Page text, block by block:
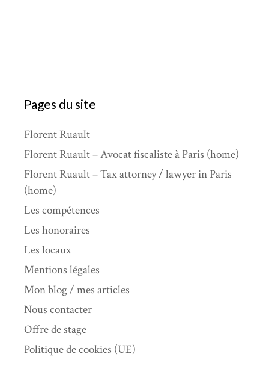
Pages du site
Florent Ruault
Florent Ruault – Avocat fiscaliste à Paris (home)
Florent Ruault – Tax attorney / lawyer in Paris
(home)
Les compétences
Les honoraires
Les locaux
Mentions légales
Mon blog / mes articles
Nous contacter
Offre de stage
Politique de cookies (UE)